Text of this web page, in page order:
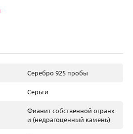
Серебро 925 пробы
Серьги
Фианит собственной огранк
и (недрагоценный камень)